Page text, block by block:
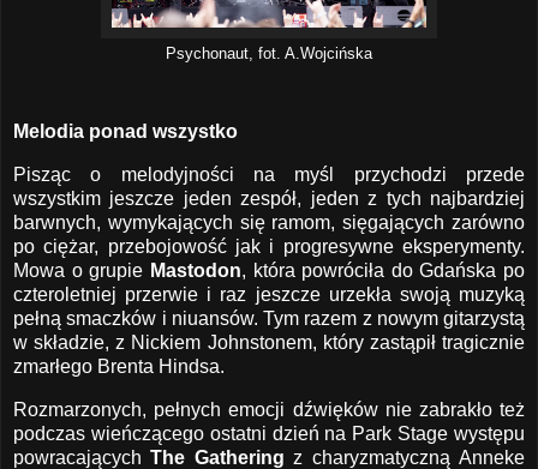
Psychonaut, fot. A.Wojcińska
Melodia ponad wszystko
Pisząc o melodyjności na myśl przychodzi przede
wszystkim jeszcze jeden zespół, jeden z tych najbardziej
barwnych, wymykających się ramom, sięgających zarówno
po ciężar, przebojowość jak i progresywne eksperymenty.
Mowa o grupie Mastodon, która powróciła do Gdańska po
czteroletniej przerwie i raz jeszcze urzekła swoją muzyką
pełną smaczków i niuansów. Tym razem z nowym gitarzystą
w składzie, z Nickiem Johnstonem, który zastąpił tragicznie
zmarłego Brenta Hindsa.
Rozmarzonych, pełnych emocji dźwięków nie zabrakło też
podczas wieńczącego ostatni dzień na Park Stage występu
powracającychThe Gathering z charyzmatyczną Anneke